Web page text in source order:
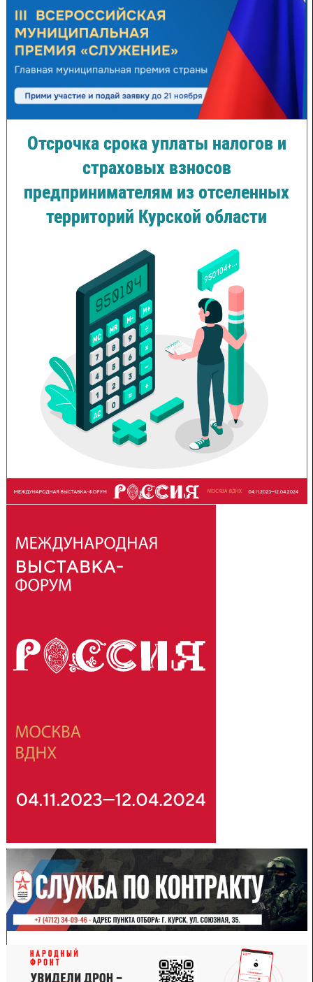
Отсрочка срока уплаты налогов и
страховых взносов
предпринимателям из отселенных
территорий Курской области